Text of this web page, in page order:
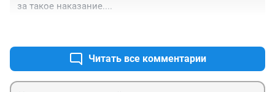
за такое наказание....
Читать все комментарии